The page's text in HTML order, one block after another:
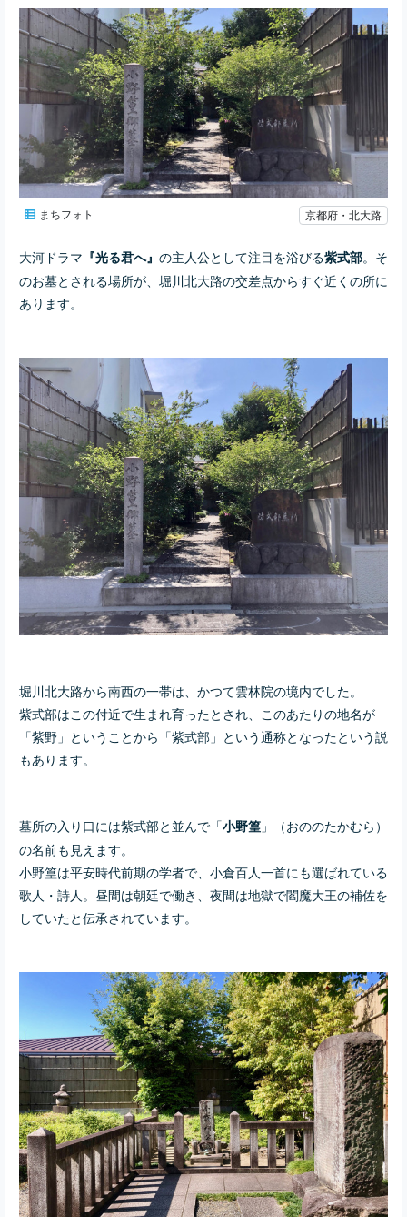
まちフォト 京都府・北大路
大河ドラマ 『光る君へ』 の主人公として注目を浴びる紫式部。そ
のお墓とされる場所が、堀川北大路の交差点からすぐ近くの所に
あります。
堀川北大路から南西の一帯は、かつて雲林院の境内でした。
紫式部はこの付近で生まれ育ったとされ、このあたりの地名が
「紫野」ということから「紫式部」という通称となったという説
もあります。
墓所の入り口には紫式部と並んで「小野篁 」（おののたかむら）
の名前も見えます。
小野篁は平安時代前期の学者で、小倉百人一首にも選ばれている
歌人・詩人。昼間は朝廷で働き、夜間は地獄で閻魔大王の補佐を
していたと伝承されています。